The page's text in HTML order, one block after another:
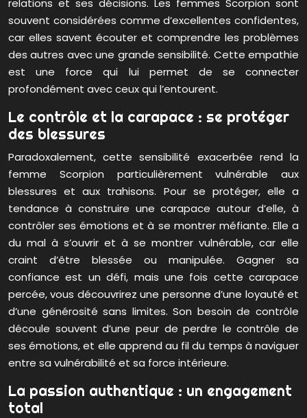
relations et ses décisions. Les femmes Scorpion sont
souvent considérées comme d’excellentes confidentes,
car elles savent écouter et comprendre les problèmes
des autres avec une grande sensibilité. Cette empathie
est une force qui lui permet de se connecter
profondément avec ceux qui l’entourent.
Le contrôle et la carapace : se protéger
des blessures
Paradoxalement, cette sensibilité exacerbée rend la
femme Scorpion particulièrement vulnérable aux
blessures et aux trahisons. Pour se protéger, elle a
tendance à construire une carapace autour d’elle, à
contrôler ses émotions et à se montrer méfiante. Elle a
du mal à s’ouvrir et à se montrer vulnérable, car elle
craint d’être blessée ou manipulée. Gagner sa
confiance est un défi, mais une fois cette carapace
percée, vous découvrirez une personne d’une loyauté et
d’une générosité sans limites. Son besoin de contrôle
découle souvent d’une peur de perdre le contrôle de
ses émotions, et elle apprend au fil du temps à naviguer
entre sa vulnérabilité et sa force intérieure.
La passion authentique : un engagement
total